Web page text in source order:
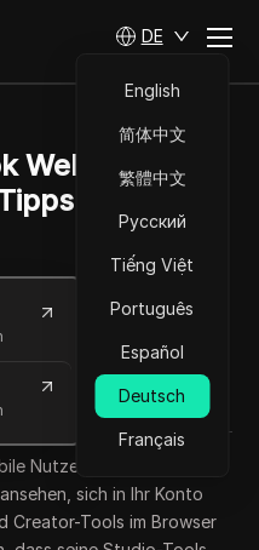
DE
English
简体中文
繁體中文
Русский
Tiếng Việt
Português
Español
Deutsch
Français
Web nutzt:
für 2026
Nutzer gedacht. Mit
sich in Ihr Konto
Creator-Tools im Browser